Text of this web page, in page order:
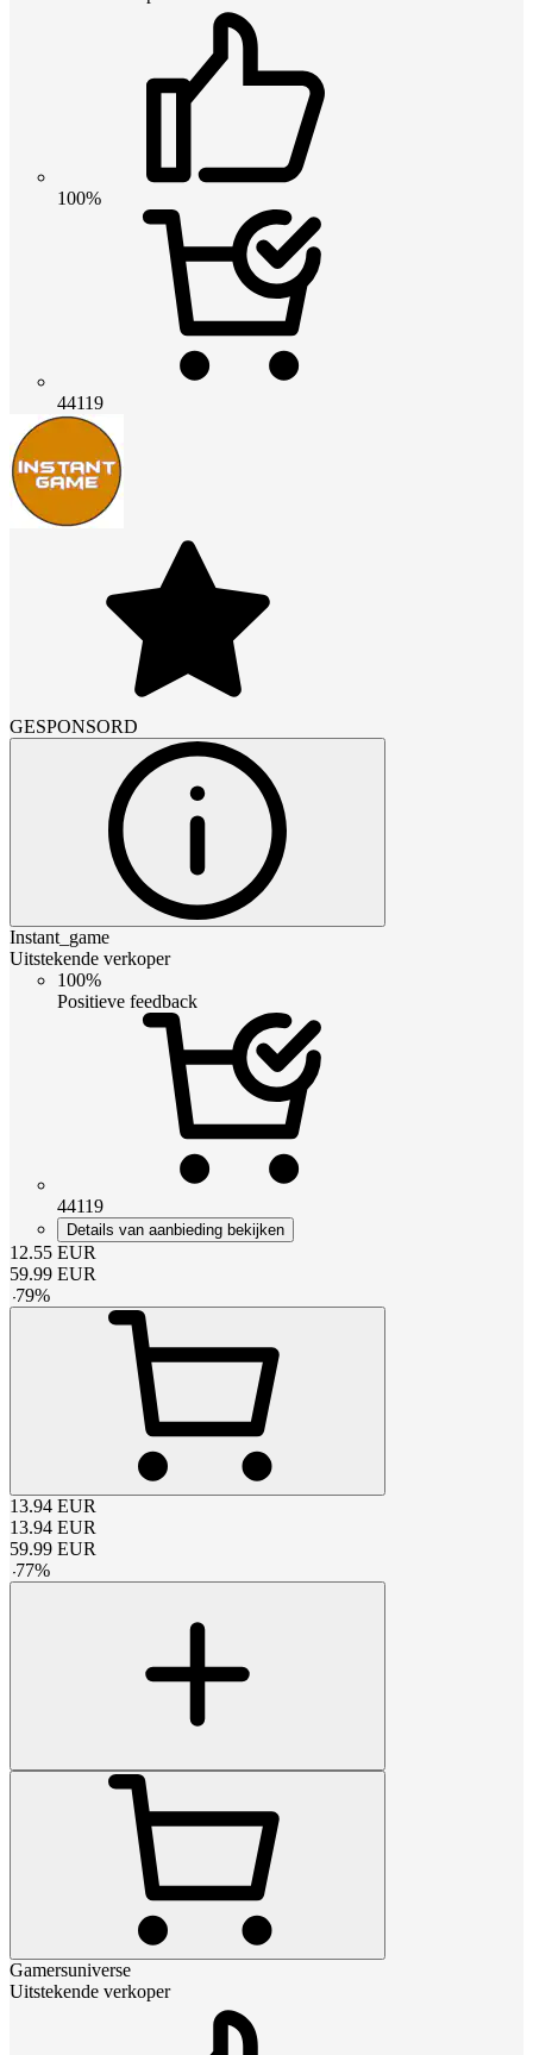
100%
44119
GESPONSORD
Instant_game
Uitstekende verkoper
100%
Positieve feedback
44119
Details van aanbieding bekijken
12.55 EUR
59.99 EUR
-79%
13.94 EUR
13.94 EUR
59.99 EUR
-77%
Gamersuniverse
Uitstekende verkoper